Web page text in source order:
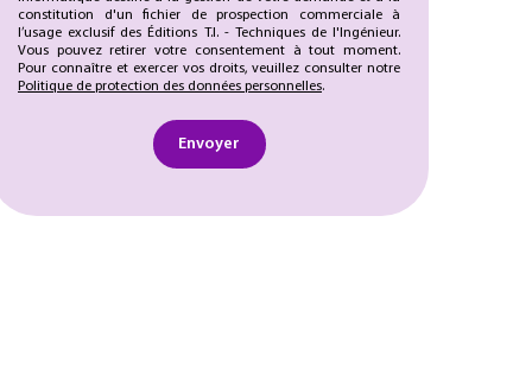
constitution d'un fichier de prospection commerciale à
l’usage exclusif des Éditions T.I. - Techniques de l'Ingénieur.
Vous pouvez retirer votre consentement à tout moment.
Pour connaître et exercer vos droits, veuillez consulter notre
Politique de protection des données personnelles.
Envoyer